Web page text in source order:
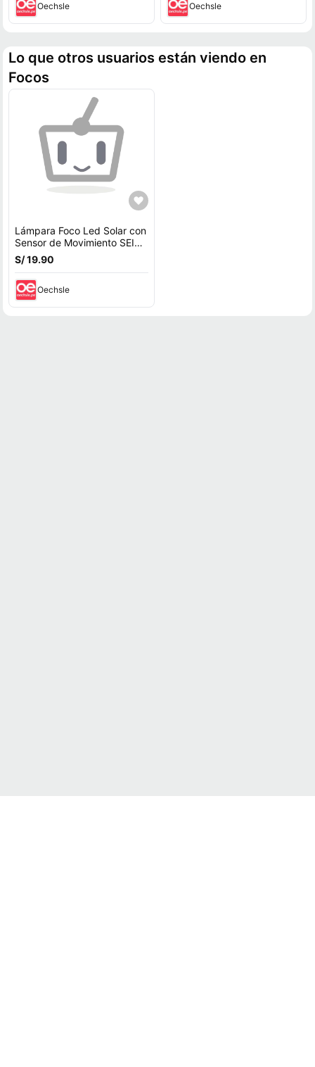
Oechsle Oechsle
Lo que otros usuarios están viendo en
Focos
Lámpara Foco Led Solar con
Sensor de Movimiento SEISA
YT-820-3W
S/ 19.90
Oechsle